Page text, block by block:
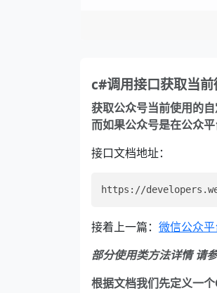
c#调用接口获取当
获取公众号当前使用的
而如果公众号是在公众
接口文档地址：
接着上一篇： 微信公众
部分使用类方法详情 请
根据文档我们先定义一